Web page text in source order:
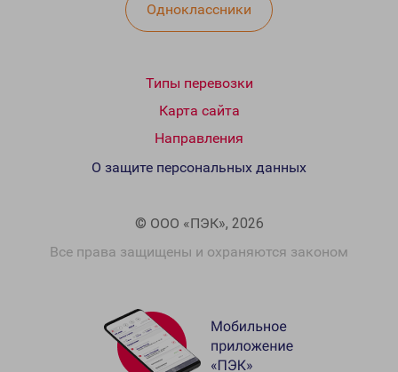
Одноклассники
Типы перевозки
Карта сайта
Направления
© ООО «ПЭК», 2026
Все права защищены и охраняются законом
О защите персональных данных